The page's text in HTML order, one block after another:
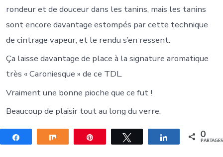
rondeur et de douceur dans les tanins, mais les tanins
sont encore davantage estompés par cette technique
de cintrage vapeur, et le rendu s’en ressent.
Ça laisse davantage de place à la signature aromatique
très « Caroniesque » de ce TDL.
Vraiment une bonne pioche que ce fut !
Beaucoup de plaisir tout au long du verre.
Partagez Partagez Tweetez Partagez 0
PARTAGES